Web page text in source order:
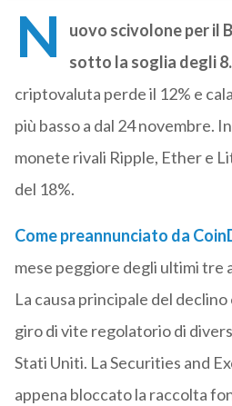
N
uovo scivolone per il
sotto la soglia degli
criptovaluta perde il 12% e
più basso a dal 24 novembre.
monete rivali Ripple, Ether e
del 18%.
Come preannunciato da
mese peggiore degli ultimi tre
La causa principale del
giro di vite regolatorio di
Stati Uniti. La Securities and
appena bloccato la raccolta